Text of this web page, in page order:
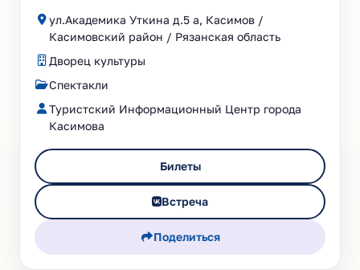
ул.Академика Уткина д.5 а, Касимов /
Касимовский район / Рязанская область
Дворец культуры
Спектакли
Туристский Информационный Центр города
Касимова
Билеты
Встреча
Поделиться